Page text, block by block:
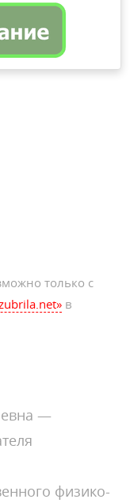
только с
в
—
физико-